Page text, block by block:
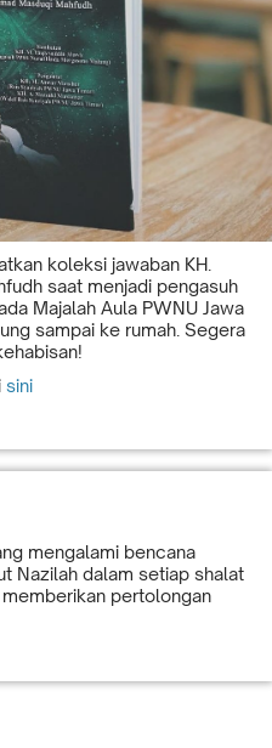
koleksi jawaban KH.
saat menjadi pengasuh
Majalah Aula PWNU Jawa
sampai ke rumah. Segera
sini
mengalami bencana
Nazilah dalam setiap shalat
pertolongan